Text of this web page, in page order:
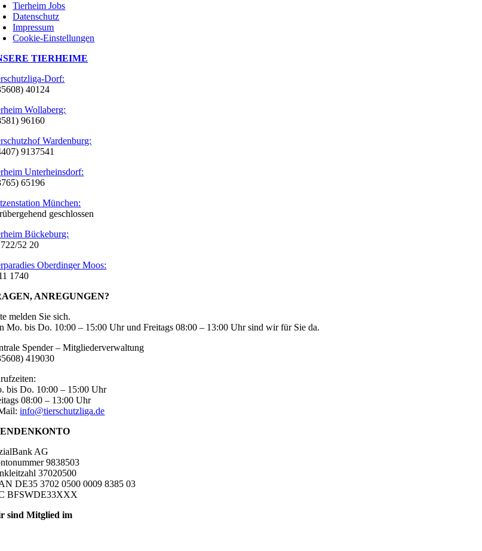
Tierheim Jobs
Datenschutz
Impressum
Cookie-Einstellungen
TIERHEIME
Dorf:
40124
Wollaberg:
96160
Wardenburg:
9137541
Unterheinsdorf:
65196
München:
geschlossen
Bückeburg:
52 20
Oberdinger Moos:
1740
ANREGUNGEN?
melden Sie sich.
Mo. bis Do. 10:00 – 15:00 Uhr und Freitags 08:00 – 13:00 Uhr sind wir für Sie da.
Spender – Mitgliederverwaltung
419030
bis Do. 10:00 – 15:00 Uhr
08:00 – 13:00 Uhr
info@tierschutzliga.de
AG
9838503
37020500
DE35 3702 0500 0009 8385 03
BFSWDE33XXX
sind Mitglied im